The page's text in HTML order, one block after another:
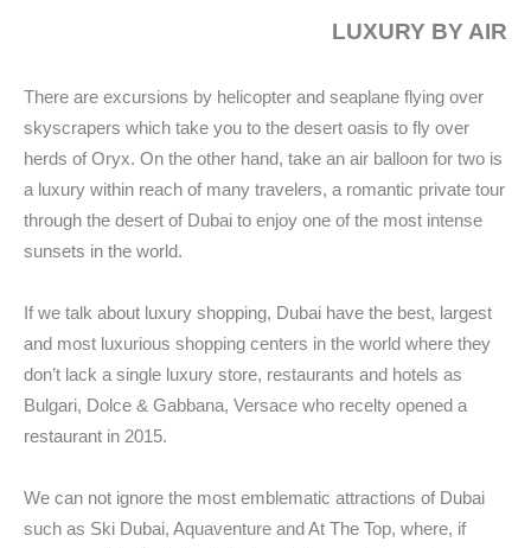
LUXURY BY AIR
There are excursions by helicopter and seaplane flying over
skyscrapers which take you to the desert oasis to fly over
herds of Oryx. On the other hand, take an air balloon for two is
a luxury within reach of many travelers, a romantic private tour
through the desert of Dubai to enjoy one of the most intense
sunsets in the world.
If we talk about luxury shopping, Dubai have the best, largest
and most luxurious shopping centers in the world where they
don’t lack a single luxury store, restaurants and hotels as
Bulgari, Dolce & Gabbana, Versace who recelty opened a
restaurant in 2015.
We can not ignore the most emblematic attractions of Dubai
such as Ski Dubai, Aquaventure and At The Top, where, if